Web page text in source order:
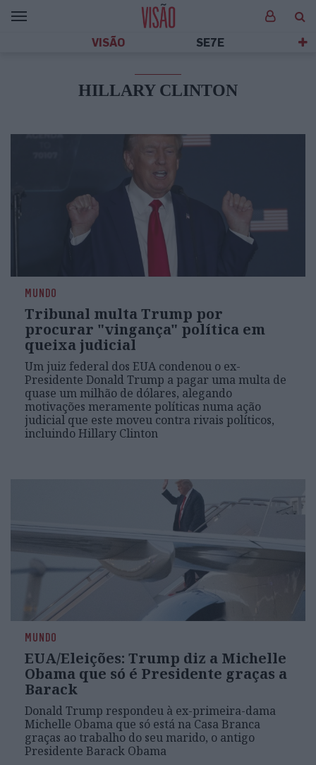
VISÃO SE7E
HILLARY CLINTON
MUNDO
Tribunal multa Trump por
procurar "vingança" política em
queixa judicial
Um juiz federal dos EUA condenou o ex-
Presidente Donald Trump a pagar uma multa de
quase um milhão de dólares, alegando
motivações meramente políticas numa ação
judicial que este moveu contra rivais políticos,
incluindo Hillary Clinton
MUNDO
EUA/Eleições: Trump diz a Michelle
Obama que só é Presidente graças a
Barack
Donald Trump respondeu à ex-primeira-dama
Michelle Obama que só está na Casa Branca
graças ao trabalho do seu marido, o antigo
Presidente Barack Obama